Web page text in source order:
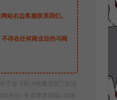
站右边客服联系我们。
存在任何商业目的与商
手游【新UI神魔传说三职业
权后台+安卓苹果双端+详细